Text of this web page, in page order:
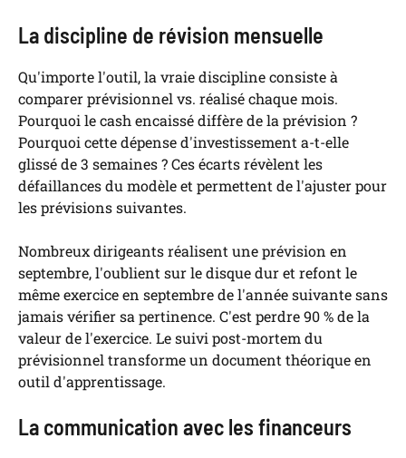
La discipline de révision mensuelle
Qu'importe l'outil, la vraie discipline consiste à
comparer prévisionnel vs. réalisé chaque mois.
Pourquoi le cash encaissé diffère de la prévision ?
Pourquoi cette dépense d'investissement a-t-elle
glissé de 3 semaines ? Ces écarts révèlent les
défaillances du modèle et permettent de l'ajuster pour
les prévisions suivantes.
Nombreux dirigeants réalisent une prévision en
septembre, l'oublient sur le disque dur et refont le
même exercice en septembre de l'année suivante sans
jamais vérifier sa pertinence. C'est perdre 90 % de la
valeur de l'exercice. Le suivi post-mortem du
prévisionnel transforme un document théorique en
outil d'apprentissage.
La communication avec les financeurs